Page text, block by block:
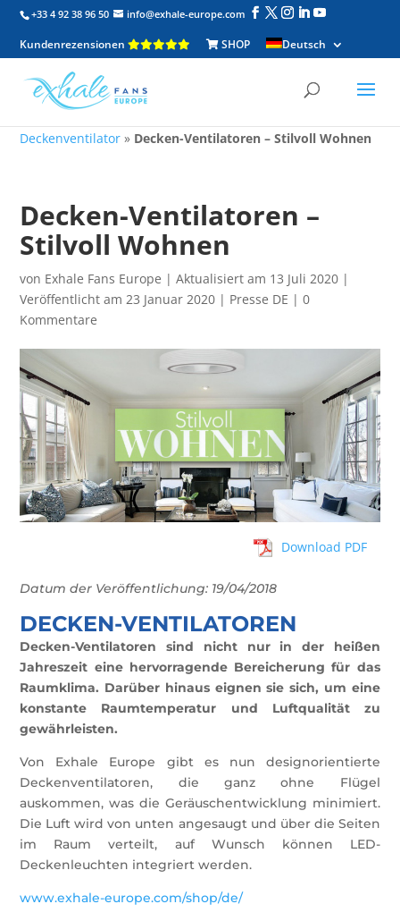
Deckenventilator » Decken-Ventilatoren – Stilvoll Wohnen
+33 4 92 38 96 50 info@exhale-europe.com
Kundenrezensionen SHOP Deutsch
Decken-Ventilatoren –
Stilvoll Wohnen
von Exhale Fans Europe |Aktualisiert am 13 Juli 2020 |
Veröffentlicht am 23 Januar 2020 | Presse DE |0
Kommentare
Download PDF
Datum der Veröffentlichung: 19/04/2018
DECKEN-VENTILATOREN
Decken-Ventilatoren sind nicht nur in der heißen
Jahreszeit eine hervorragende Bereicherung für das
Raumklima. Darüber hinaus eignen sie sich, um eine
konstante Raumtemperatur und Luftqualität zu
gewährleisten.
Von Exhale Europe gibt es nun designorientierte
Deckenventilatoren, die ganz ohne Flügel
auskommen, was die Geräuschentwicklung minimiert.
Die Luft wird von unten angesaugt und über die Seiten
im Raum verteilt, auf Wunsch können LED-
Deckenleuchten integriert werden.
www.exhale-europe.com/shop/de/